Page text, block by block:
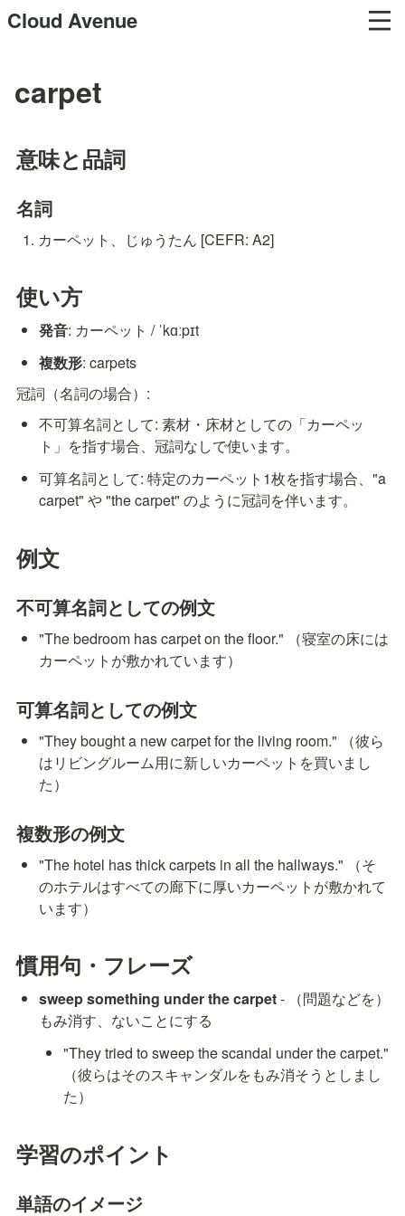
Cloud Avenue
carpet
意味と品詞
名詞
カーペット、じゅうたん [CEFR: A2]
使い方
発音: カーペット / ˈkɑːpɪt
複数形: carpets
冠詞（名詞の場合）:
不可算名詞として: 素材・床材としての「カーペッ
ト」を指す場合、冠詞なしで使います。
可算名詞として: 特定のカーペット1枚を指す場合、"a
carpet" や "the carpet" のように冠詞を伴います。
例文
不可算名詞としての例文
"The bedroom has carpet on the floor." （寝室の床には
カーペットが敷かれています）
可算名詞としての例文
"They bought a new carpet for the living room." （彼ら
はリビングルーム用に新しいカーペットを買いまし
た）
複数形の例文
"The hotel has thick carpets in all the hallways." （そ
のホテルはすべての廊下に厚いカーペットが敷かれて
います）
慣用句・フレーズ
sweep something under the carpet - （問題などを）
もみ消す、ないことにする
"They tried to sweep the scandal under the carpet."
（彼らはそのスキャンダルをもみ消そうとしまし
た）
学習のポイント
単語のイメージ